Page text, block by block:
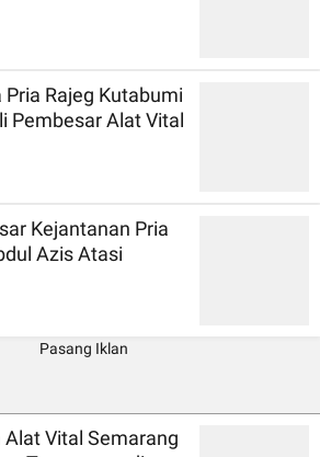
Rajeg Kutabumi
Pembesar Alat Vital
Kejantanan Pria
Azis Atasi
Vital Semarang